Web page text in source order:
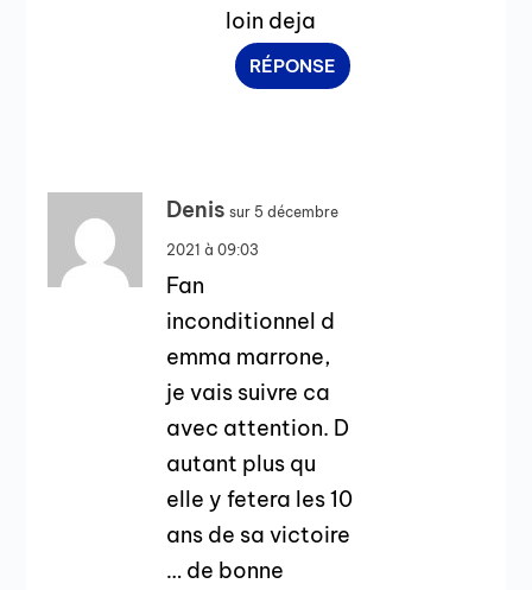
loin deja
RÉPONSE
Denis sur 5 décembre
2021 à 09:03
Fan
inconditionnel d
emma marrone,
je vais suivre ca
avec attention. D
autant plus qu
elle y fetera les 10
ans de sa victoire
… de bonne